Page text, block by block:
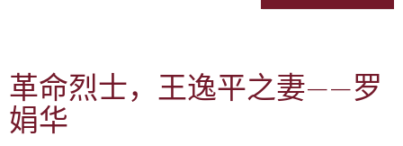
革命烈士，王逸平之妻——罗
娟华